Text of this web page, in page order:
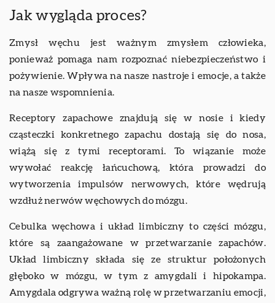
Jak wygląda proces?
Zmysł węchu jest ważnym zmysłem człowieka,
ponieważ pomaga nam rozpoznać niebezpieczeństwo i
pożywienie. Wpływa na nasze nastroje i emocje, a także
na nasze wspomnienia.
Receptory zapachowe znajdują się w nosie i kiedy
cząsteczki konkretnego zapachu dostają się do nosa,
wiążą się z tymi receptorami. To wiązanie może
wywołać reakcję łańcuchową, która prowadzi do
wytworzenia impulsów nerwowych, które wędrują
wzdłuż nerwów węchowych do mózgu.
Cebulka węchowa i układ limbiczny to części mózgu,
które są zaangażowane w przetwarzanie zapachów.
Układ limbiczny składa się ze struktur położonych
głęboko w mózgu, w tym z amygdali i hipokampa.
Amygdala odgrywa ważną rolę w przetwarzaniu emocji,